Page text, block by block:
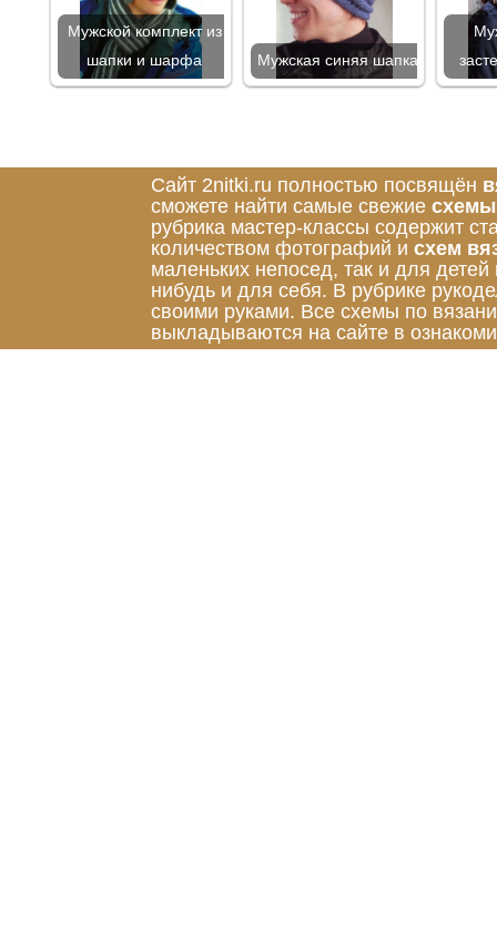
Мужской комплект из
шапки и шарфа
Мужская синяя шапка
Сайт 2nitki.ru полностью посвящён
сможете найти самые свежие схемы
рубрика мастер-классы содержит
количеством фотографий и схем
маленьких непосед, так и для
нибудь и для себя. В рубрике
своими руками. Все схемы по
выкладываются на сайте в